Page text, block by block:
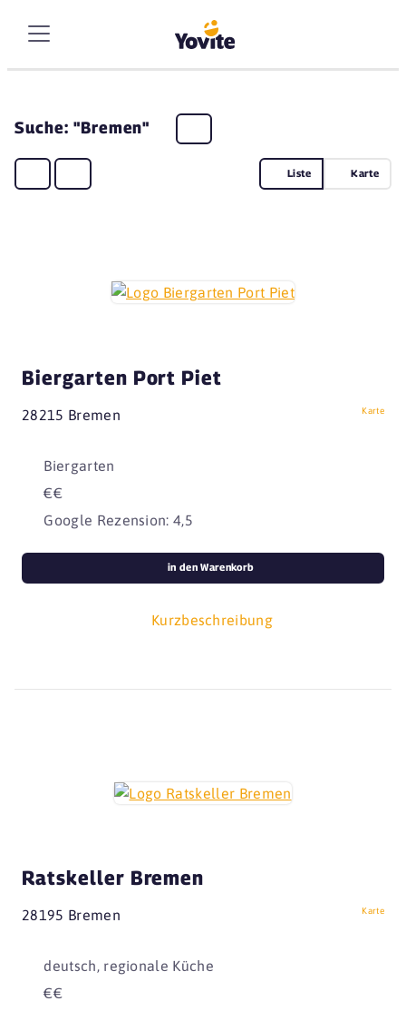
Suche: "Bremen"
Liste Karte
Biergarten Port Piet
28215 Bremen Karte
Biergarten
€€
Google Rezension: 4,5
Kurzbeschreibung
in den Warenkorb
Ratskeller Bremen
28195 Bremen Karte
deutsch, regionale Küche
€€